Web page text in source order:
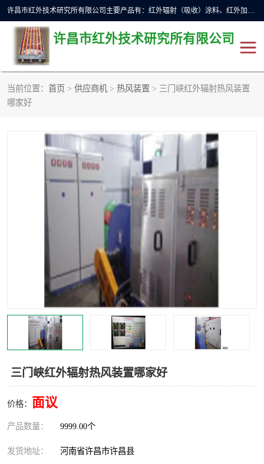
许昌市红外技术研究所有限公司主要产品有：红外辐射（吸收）涂料、红外加热元件、红外辐射加热模块（板）、红外辐射加热炉（箱）、快速红外辐射加热器、系列高端红外加热实验设备、系列红外加热控制器等。
许昌市红外技术研究所有限公司
当前位置： 首页 > 供应商机 > 热风装置 > 三门峡红外辐射热风装置
哪家好
三门峡红外辐射热风装置哪家好
价格： 面议
产品数量： 9999.00个
发货地址： 河南省许昌市许昌县
红外加热设备
红外辐射涂料 红外辐射加热器
红外辐射加热模块 定制红外加热实验设备
红外加热元件 红外辐射吸收涂料
高端红外加热实验设备 电工电气
红外加热控制器
热环境试验设备
红外辐射表面材料 定波长红外辐射加热器
快速红外辐射聚焦炉 烤箱烘箱